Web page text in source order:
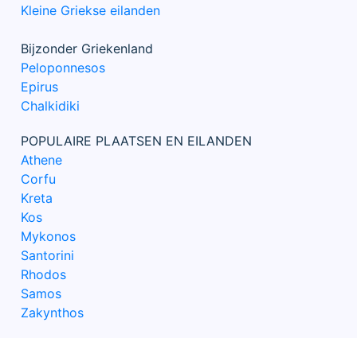
Kleine Griekse eilanden
Bijzonder Griekenland
Peloponnesos
Epirus
Chalkidiki
POPULAIRE PLAATSEN EN EILANDEN
Athene
Corfu
Kreta
Kos
Mykonos
Santorini
Rhodos
Samos
Zakynthos